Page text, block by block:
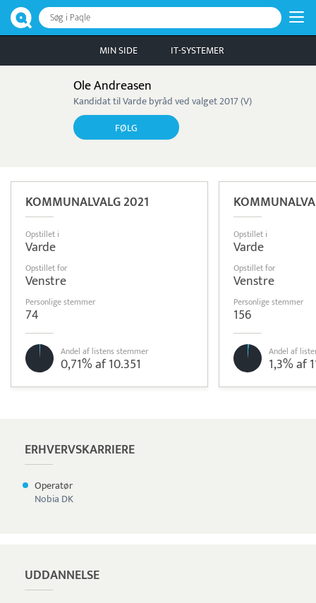
Søg i Paqle
MIN SIDE IT-SYSTEMER
Ole Andreasen
Kandidat til Varde byråd ved valget 2017 (V)
FØLG
KOMMUNALVALG 2021
Opstillet i
Varde
Opstillet for
Venstre
Personlige stemmer
74
Andel af listens stemmer
0,71% af 10.351
Opstillet i
Varde
Opstillet for
Venstre
Personlige stemmer
156
Andel af
1,3% af
ERHVERVSKARRIERE
Operatør
Nobia DK
UDDANNELSE